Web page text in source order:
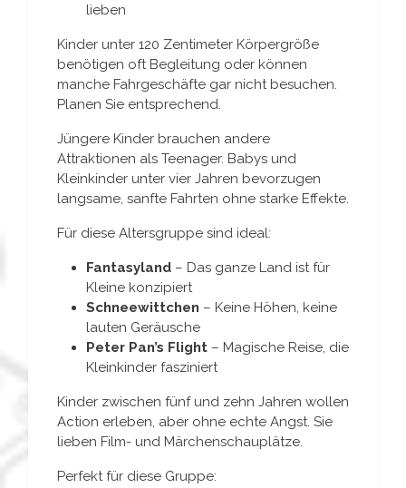
lieben
Kinder unter 120 Zentimeter Körpergröße
benötigen oft Begleitung oder können
manche Fahrgeschäfte gar nicht besuchen.
Planen Sie entsprechend.
Jüngere Kinder brauchen andere
Attraktionen als Teenager. Babys und
Kleinkinder unter vier Jahren bevorzugen
langsame, sanfte Fahrten ohne starke Effekte.
Für diese Altersgruppe sind ideal:
Fantasyland – Das ganze Land ist für
Kleine konzipiert
Schneewittchen – Keine Höhen, keine
lauten Geräusche
Peter Pan’s Flight – Magische Reise, die
Kleinkinder fasziniert
Kinder zwischen fünf und zehn Jahren wollen
Action erleben, aber ohne echte Angst. Sie
lieben Film- und Märchenschauplätze.
Perfekt für diese Gruppe: